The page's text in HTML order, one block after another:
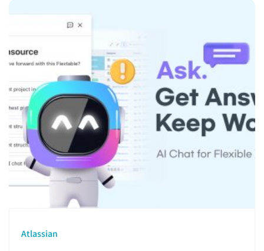
Atlassian